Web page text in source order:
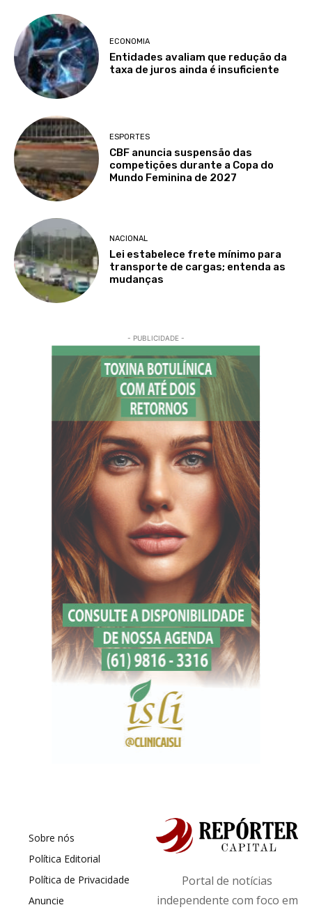
ECONOMIA
Entidades avaliam que redução da
taxa de juros ainda é insuficiente
ESPORTES
CBF anuncia suspensão das
competições durante a Copa do
Mundo Feminina de 2027
NACIONAL
Lei estabelece frete mínimo para
transporte de cargas; entenda as
mudanças
- PUBLICIDADE -
Sobre nós
Política Editorial
Política de Privacidade
Anuncie
Portal de notícias
independente com foco em